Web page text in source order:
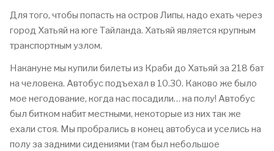
Для того, чтобы попасть на остров Липы, надо ехать через
город Хатьяй на юге Тайланда. Хатьяй является крупным
транспортным узлом.
Накануне мы купили билеты из Краби до Хатьяй за 218 бат
на человека. Автобус подъехал в 10.30. Каково же было
мое негодование, когда нас посадили… на полу! Автобус
был битком набит местными, некоторые из них так же
ехали стоя. Мы пробрались в конец автобуса и уселись на
полу за задними сидениями (там был небольшое